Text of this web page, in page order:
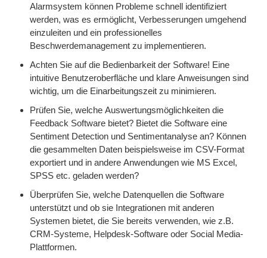
Alarmsystem können Probleme schnell identifiziert
werden, was es ermöglicht, Verbesserungen umgehend
einzuleiten und ein professionelles
Beschwerdemanagement zu implementieren.
Achten Sie auf die Bedienbarkeit der Software! Eine
intuitive Benutzeroberfläche und klare Anweisungen sind
wichtig, um die Einarbeitungszeit zu minimieren.
Prüfen Sie, welche Auswertungsmöglichkeiten die
Feedback Software bietet? Bietet die Software eine
Sentiment Detection und Sentimentanalyse an? Können
die gesammelten Daten beispielsweise im CSV-Format
exportiert und in andere Anwendungen wie MS Excel,
SPSS etc. geladen werden?
Überprüfen Sie, welche Datenquellen die Software
unterstützt und ob sie Integrationen mit anderen
Systemen bietet, die Sie bereits verwenden, wie z.B.
CRM-Systeme, Helpdesk-Software oder Social Media-
Plattformen.